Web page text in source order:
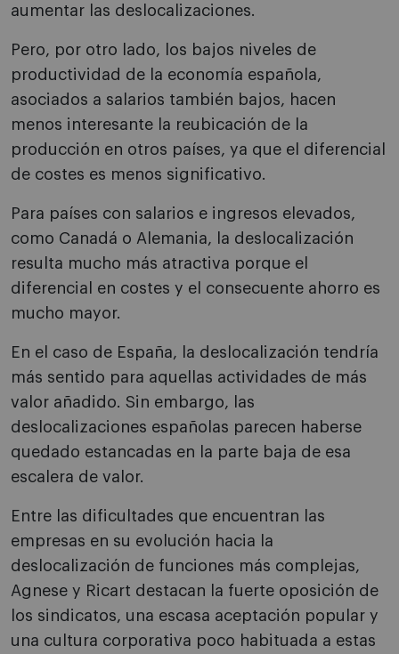
aumentar las deslocalizaciones.
Pero, por otro lado, los bajos niveles de
productividad de la economía española,
asociados a salarios también bajos, hacen
menos interesante la reubicación de la
producción en otros países, ya que el diferencial
de costes es menos significativo.
Para países con salarios e ingresos elevados,
como Canadá o Alemania, la deslocalización
resulta mucho más atractiva porque el
diferencial en costes y el consecuente ahorro es
mucho mayor.
En el caso de España, la deslocalización tendría
más sentido para aquellas actividades de más
valor añadido. Sin embargo, las
deslocalizaciones españolas parecen haberse
quedado estancadas en la parte baja de esa
escalera de valor.
Entre las dificultades que encuentran las
empresas en su evolución hacia la
deslocalización de funciones más complejas,
Agnese y Ricart destacan la fuerte oposición de
los sindicatos, una escasa aceptación popular y
una cultura corporativa poco habituada a estas